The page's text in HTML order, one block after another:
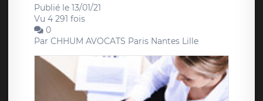
Publié le 13/01/21
Vu 4 291 fois
0
Par CHHUM AVOCATS Paris Nantes Lille